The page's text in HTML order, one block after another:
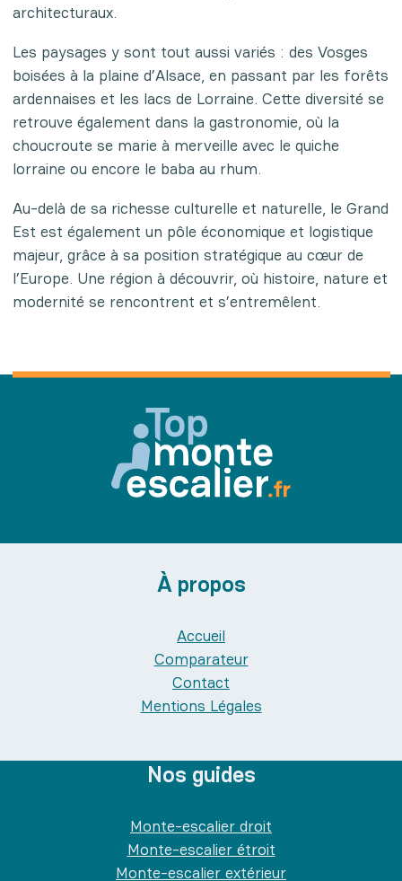
architecturaux.
Les paysages y sont tout aussi variés : des Vosges
boisées à la plaine d’Alsace, en passant par les forêts
ardennaises et les lacs de Lorraine. Cette diversité se
retrouve également dans la gastronomie, où la
choucroute se marie à merveille avec le quiche
lorraine ou encore le baba au rhum.
Au-delà de sa richesse culturelle et naturelle, le Grand
Est est également un pôle économique et logistique
majeur, grâce à sa position stratégique au cœur de
l’Europe. Une région à découvrir, où histoire, nature et
modernité se rencontrent et s’entremêlent.
À propos
Accueil
Comparateur
Contact
Mentions Légales
Nos guides
Monte-escalier droit
Monte-escalier étroit
Monte-escalier extérieur